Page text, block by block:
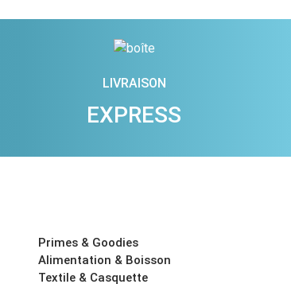
LIVRAISON
EXPRESS
Primes & Goodies
Alimentation & Boisson
Textile & Casquette